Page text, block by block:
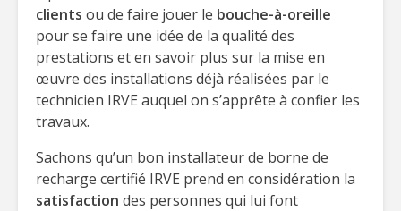
clients ou de faire jouer le bouche-à-oreille
pour se faire une idée de la qualité des
prestations et en savoir plus sur la mise en
œuvre des installations déjà réalisées par le
technicien IRVE auquel on s’apprête à confier les
travaux.
Sachons qu’un bon installateur de borne de
recharge certifié IRVE prend en considération la
satisfaction des personnes qui lui font